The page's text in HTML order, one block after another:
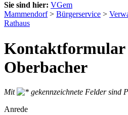
Sie sind hier: VGem
Mammendorf> Bürgerservice >
Rathaus
Kontaktformular
Oberbacher
Mit
gekennzeichnete Felder sind
Anrede